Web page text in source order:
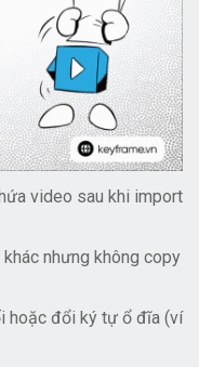
video sau khi import
nhưng không copy
hoặc đổi ký tự ổ đĩa (ví